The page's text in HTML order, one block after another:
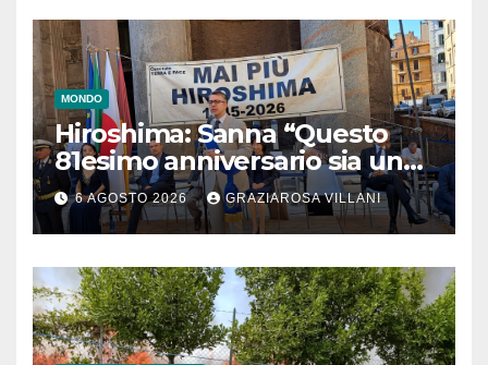
MONDO
Hiroshima: Sanna “Questo
81esimo anniversario sia un
monito per tutti”
6 AGOSTO 2026 GRAZIAROSA VILLANI